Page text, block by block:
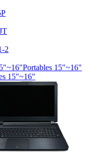
2
Portables 15"~16"
15"~16"